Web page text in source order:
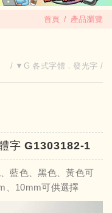
首頁 產品瀏覽
▼G 各式字體．發光字
字 G1303182-1
藍色、黑色、黃色可
、10mm可供選擇